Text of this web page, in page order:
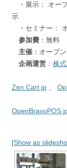
・展示： オー
示
・セミナー：
参加費 ：無料
主催 ：オープ
企画運営 ： 株
Zen Cart.jp
[Show as